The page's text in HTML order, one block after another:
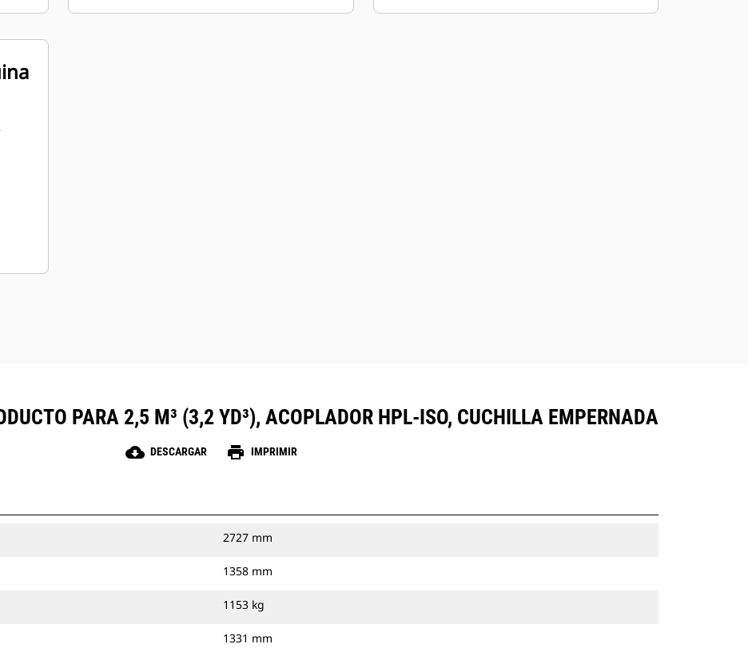
PARA 2,5 M³ (3,2 YD³), ACOPLADOR HPL-ISO, CUCHILLA EMPERNADA
cloud_download DESCARGAR print IMPRIMIR
2727 mm
1358 mm
1153 kg
1331 mm